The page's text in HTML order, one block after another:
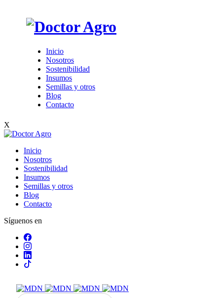
Inicio
Nosotros
Sostenibilidad
Insumos
Semillas y otros
Blog
Contacto
X
Inicio
Nosotros
Sostenibilidad
Insumos
Semillas y otros
Blog
Contacto
Síguenos en